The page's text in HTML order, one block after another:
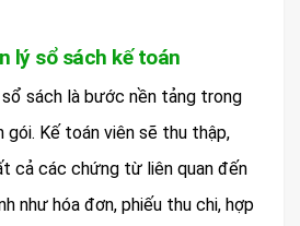
lý sổ sách kế toán
sổ sách là bước nền tảng trong
gói. Kế toán viên sẽ thu thập,
cả các chứng từ liên quan đến
như hóa đơn, phiếu thu chi, hợp